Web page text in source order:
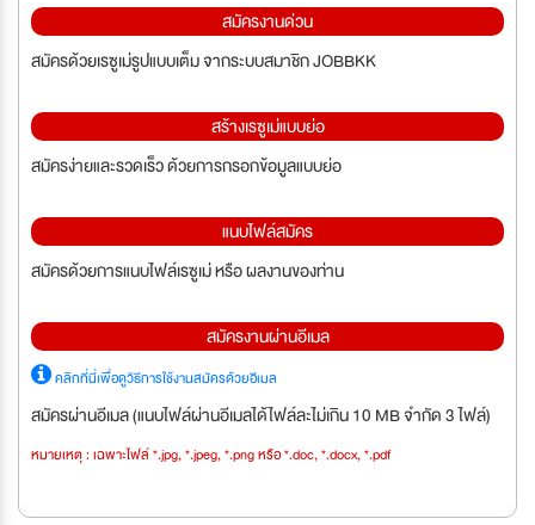
สมัครงานด่วน
สมัครด้วยเรซูเม่รูปแบบเต็ม จากระบบสมาชิก JOBBKK
สร้างเรซูเม่แบบย่อ
สมัครง่ายและรวดเร็ว ด้วยการกรอกข้อมูลแบบย่อ
แนบไฟล์สมัคร
สมัครด้วยการแนบไฟล์เรซูเม่ หรือ ผลงานของท่าน
สมัครงานผ่านอีเมล
คลิกที่นี่เพื่อดูวิธีการใช้งานสมัครด้วยอีเมล
สมัครผ่านอีเมล (แนบไฟล์ผ่านอีเมลได้ไฟล์ละไม่เกิน 10 MB จำกัด 3 ไฟล์)
หมายเหตุ : เฉพาะไฟล์ *.jpg, *.jpeg, *.png หรือ *.doc, *.docx, *.pdf